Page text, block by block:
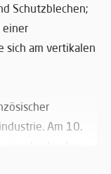
Schutzblechen;
einer
sich am vertikalen
Am 10.